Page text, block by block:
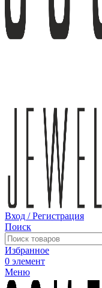
Вход / Регистрация
Поиск
Избранное
0 элемент
Меню